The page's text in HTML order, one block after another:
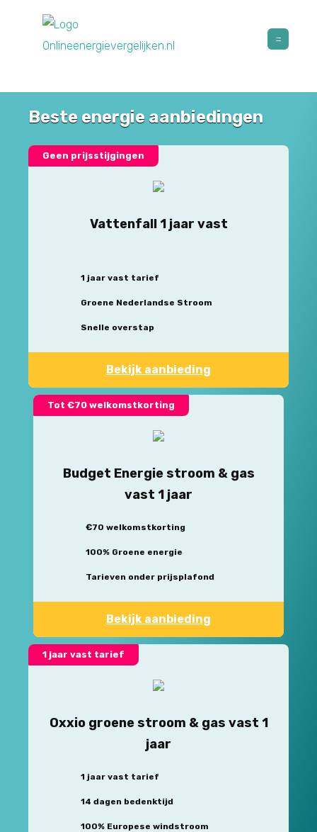
Beste energie aanbiedingen
Geen prijsstijgingen
Vattenfall 1 jaar vast
1 jaar vast tarief
Groene Nederlandse Stroom
Snelle overstap
Bekijk aanbieding
Tot €70 welkomstkorting
Budget Energie stroom & gas
vast 1 jaar
€70 welkomstkorting
100% Groene energie
Tarieven onder prijsplafond
Bekijk aanbieding
1 jaar vast tarief
Oxxio groene stroom & gas vast 1
jaar
1 jaar vast tarief
14 dagen bedenktijd
100% Europese windstroom